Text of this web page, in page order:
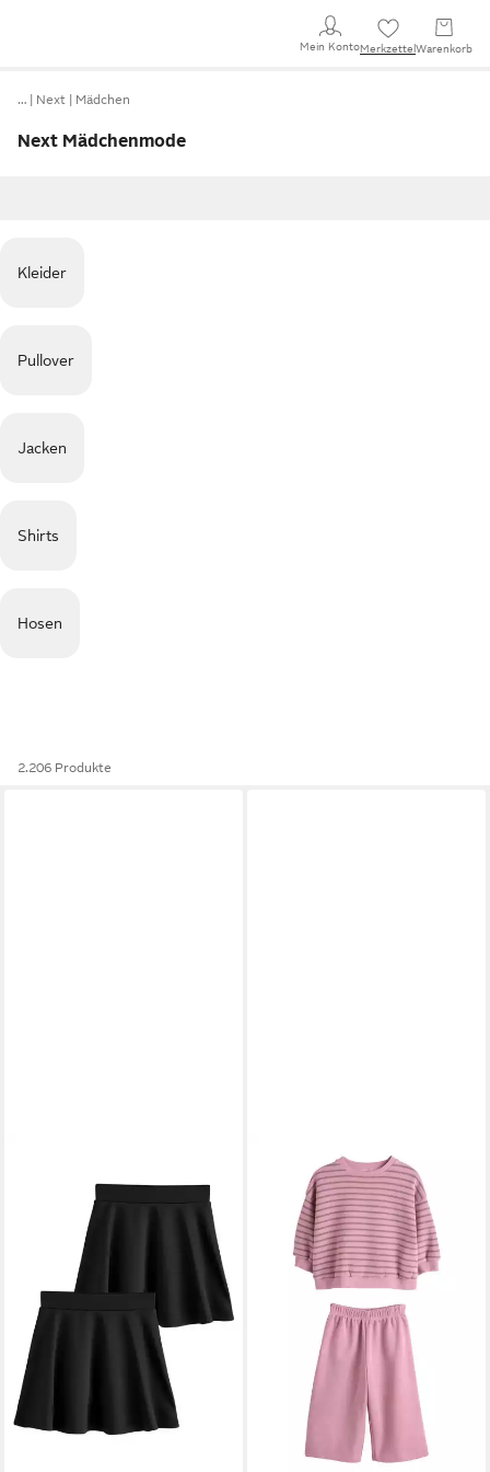
Mein KontoMerkzettel Warenkorb
… Next Mädchen
Next Mädchenmode
Kleider
Pullover
Jacken
Shirts
Hosen
2.206 Produkte